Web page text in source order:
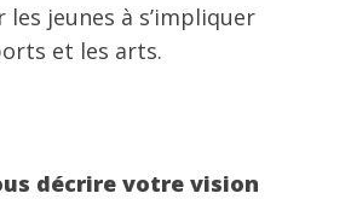
les jeunes à s’impliquer
et les arts.
décrire votre vision